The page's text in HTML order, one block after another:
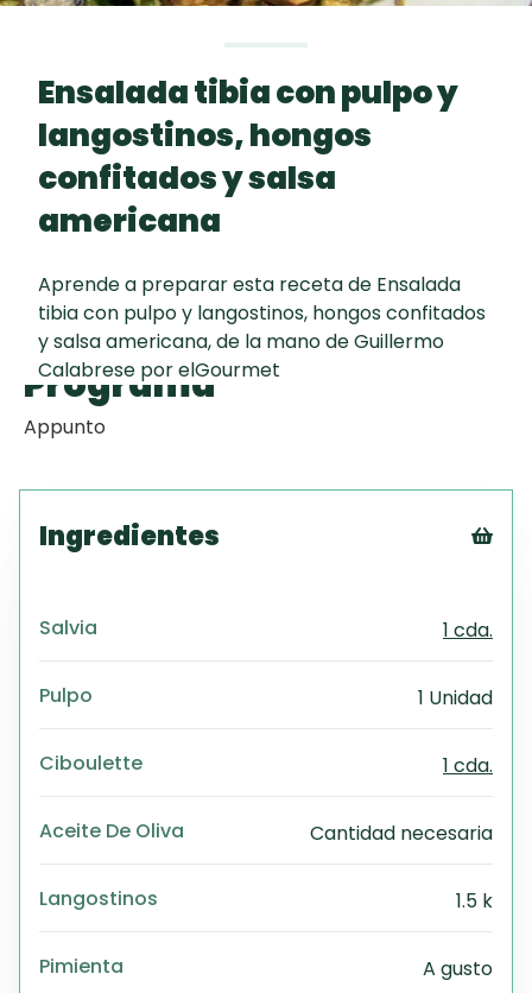
Chispas de
Chocolate
Key Lime Pie
Cake
Ensalada tibia con pulpo y
langostinos, hongos
confitados y salsa
americana
Aprende a preparar esta receta de Ensalada
tibia con pulpo y langostinos, hongos confitados
y salsa americana, de la mano de Guillermo
Calabrese por elGourmet
Autor
Guillermo Calabrese
Programa
Appunto
Ingredientes
Salvia 1 cda.
Pulpo 1 Unidad
Ciboulette 1 cda.
Aceite De Oliva Cantidad necesaria
Langostinos 1.5 k
Pimienta A gusto